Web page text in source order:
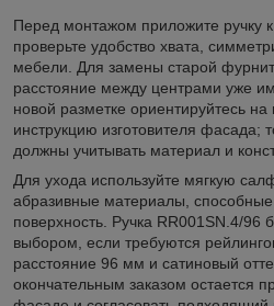
Перед монтажом приложите ручку
проверьте удобство хвата,
мебели. Для замены старой
расстояние между центрами уже
новой разметке ориентируйтесь
инструкцию изготовителя фасада;
должны учитывать материал и
Для ухода используйте мягкую
абразивные материалы,
поверхность. Ручка RR001SN.4/96
выбором, если требуются
расстояние 96 мм и сатиновый
окончательным заказом остается